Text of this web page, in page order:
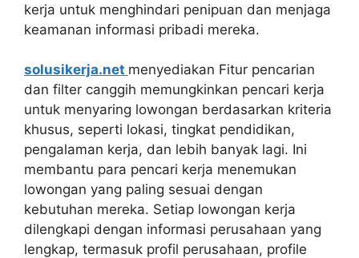
kerja untuk menghindari penipuan dan menjaga
keamanan informasi pribadi mereka.
solusikerja.net menyediakan Fitur pencarian
dan filter canggih memungkinkan pencari kerja
untuk menyaring lowongan berdasarkan kriteria
khusus, seperti lokasi, tingkat pendidikan,
pengalaman kerja, dan lebih banyak lagi. Ini
membantu para pencari kerja menemukan
lowongan yang paling sesuai dengan
kebutuhan mereka. Setiap lowongan kerja
dilengkapi dengan informasi perusahaan yang
lengkap, termasuk profil perusahaan, profile